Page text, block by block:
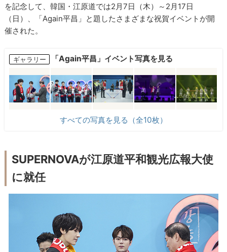
を記念して、韓国・江原道では2月7日（木）～2月17日
（日）、「Again平昌」と題したさまざまな祝賀イベントが開
催された。
ギャラリー 「Again平昌」イベント写真を見る
すべての写真を見る（全10枚）
SUPERNOVAが江原道平和観光広報大使
に就任